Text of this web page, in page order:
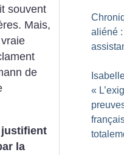
souvent
Mais,
de
la
aliéné
«